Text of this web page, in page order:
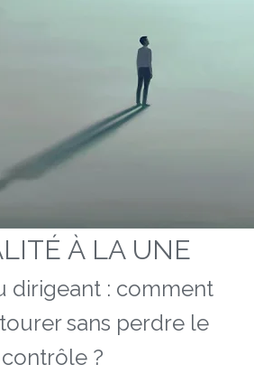
À LA UNE
dirigeant : comment
sans perdre le
contrôle ?